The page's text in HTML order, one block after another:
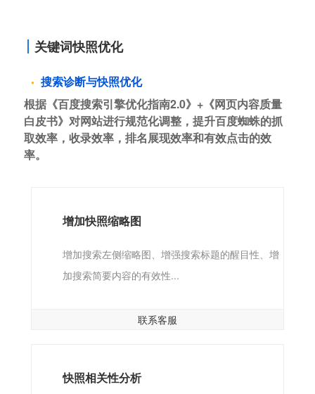
关键词快照优化
搜索诊断与快照优化
根据《百度搜索引擎优化指南2.0》+《网页内容质量
白皮书》对网站进行规范化调整，提升百度蜘蛛的抓
取效率，收录效率，排名展现效率和有效点击的效
率。
增加快照缩略图
增加搜索左侧缩略图、增强搜索标题的醒目性、增
加搜索简要内容的有效性...
联系客服
快照相关性分析